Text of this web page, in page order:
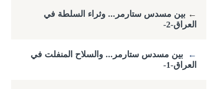
←​بين مسدس ستارمر... وثراء السلطة في
العراق-2-
←
بين مسدس ستارمر... والسلاح المنفلت في
العراق-1-